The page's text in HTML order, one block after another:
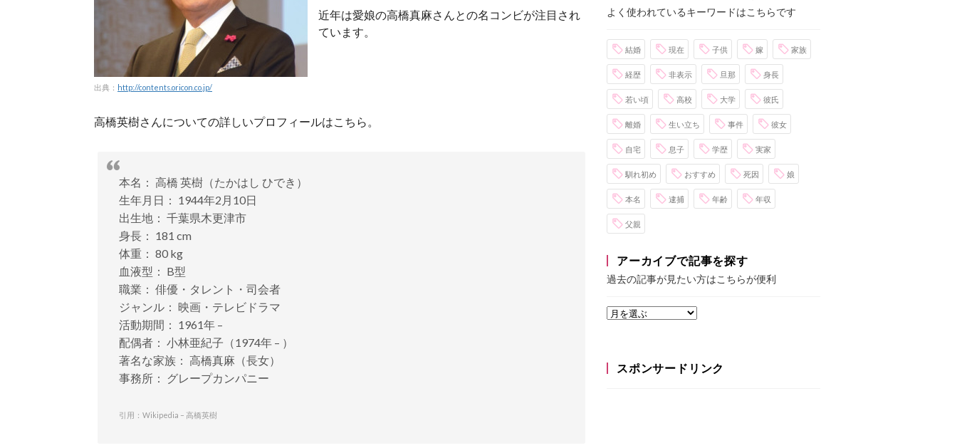
出典： http://contents.oricon.co.jp/
近年は愛娘の高橋真麻さんとの名コンビが注目され
ています。
高橋英樹さんについての詳しいプロフィールはこちら。
本名： 高橋 英樹（たかはし ひでき）
生年月日： 1944年2月10日
出生地： 千葉県木更津市
身長： 181 cm
体重： 80 kg
血液型： B型
職業： 俳優・タレント・司会者
ジャンル： 映画・テレビドラマ
活動期間： 1961年 –
配偶者： 小林亜紀子（1974年 – ）
著名な家族： 高橋真麻（長女）
事務所： グレープカンパニー
引用：Wikipedia – 高橋英樹
よく使われているキーワードはこちらです
結婚 現在 子供 嫁 家族
経歴 非表示 旦那 身長
若い頃 高校 大学 彼氏
離婚 生い立ち 事件 彼女
自宅 息子 学歴 実家
馴れ初め おすすめ 死因 娘
本名 逮捕 年齢 年収
父親
アーカイブで記事を探す
過去の記事が見たい方はこちらが便利
スポンサードリンク